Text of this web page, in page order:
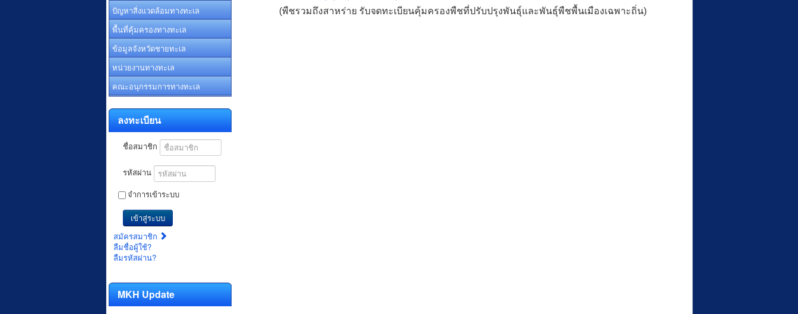
ปัญหาสิ่งแวดล้อมทางทะเล
พื้นที่คุ้มครองทางทะเล
ข้อมูลจังหวัดชายทะเล
หน่วยงานทางทะเล
คณะอนุกรรมการทางทะเล
ลงทะเบียน
ชื่อสมาชิก
รหัสผ่าน
จำการเข้าระบบ
เข้าสู่ระบบ
สมัครสมาชิก
ลืมชื่อผู้ใช้?
ลืมรหัสผ่าน?
MKH Update
(พืชรวมถึงสาหร่าย รับจดทะเบียนคุ้มครองพืชที่ปรับปรุงพันธุ์และพันธุ์พืชพื้นเมืองเฉพาะถิ่น)